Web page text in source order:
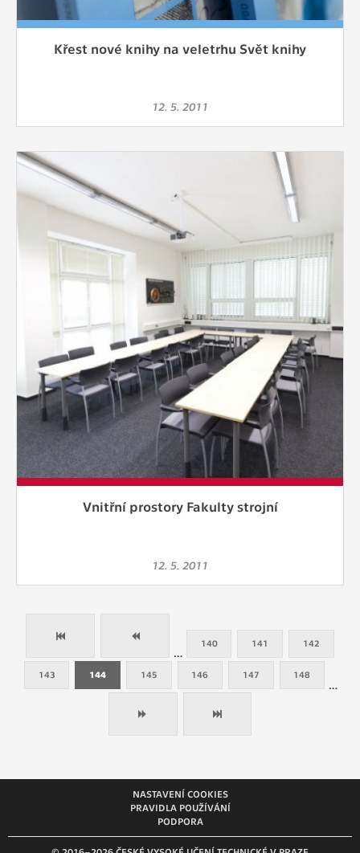
Křest nové knihy na veletrhu Svět knihy
12. 5. 2011
Vnitřní prostory Fakulty strojní
12. 5. 2011
…
140 141 142
143 144 145 146 147 148
NASTAVENÍ COOKIES
PRAVIDLA POUŽÍVÁNÍ
PODPORA